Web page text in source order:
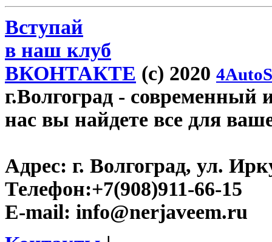
Вступай
в наш клуб
ВКОНТАКТЕ (c) 2020
г.Волгоград - современный
нас вы найдете все для
Адрес: г. Волгоград, ул.
Телефон:+7(908)911-66-15
E-mail: info@nerjaveem.ru